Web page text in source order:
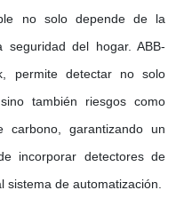
no solo depende de la
del hogar. ABB-
permite detectar no solo
también riesgos como
garantizando un
incorporar detectores de
sistema de automatización.